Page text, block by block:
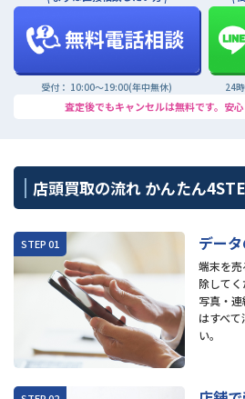
受付： 10:00〜19:00(年中無休) 24
査定後でもキャンセルは無料です。安心
店頭買取の流れ かんたん
デー
端末を
除してく
写真・
はすべ
い。